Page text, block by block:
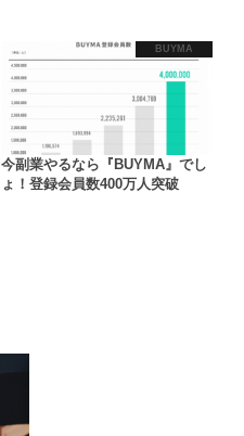
BUYMA
今副業やるなら『BUYMA』でし
ょ！登録会員数400万人突破